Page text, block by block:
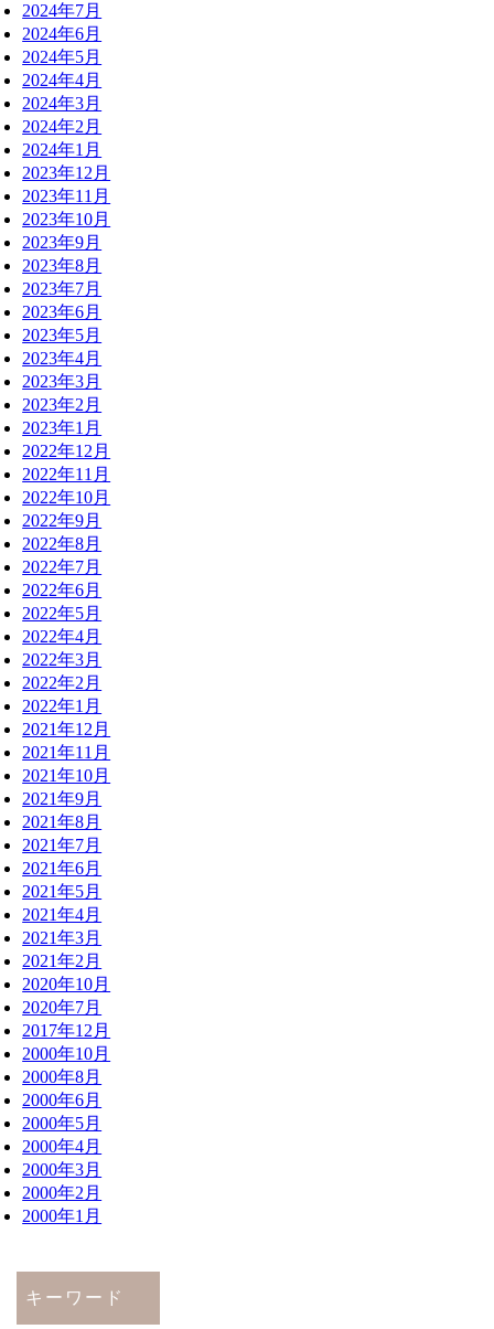
2024年7月
2024年6月
2024年5月
2024年4月
2024年3月
2024年2月
2024年1月
2023年12月
2023年11月
2023年10月
2023年9月
2023年8月
2023年7月
2023年6月
2023年5月
2023年4月
2023年3月
2023年2月
2023年1月
2022年12月
2022年11月
2022年10月
2022年9月
2022年8月
2022年7月
2022年6月
2022年5月
2022年4月
2022年3月
2022年2月
2022年1月
2021年12月
2021年11月
2021年10月
2021年9月
2021年8月
2021年7月
2021年6月
2021年5月
2021年4月
2021年3月
2021年2月
2020年10月
2020年7月
2017年12月
2000年10月
2000年8月
2000年6月
2000年5月
2000年4月
2000年3月
2000年2月
2000年1月
キーワード